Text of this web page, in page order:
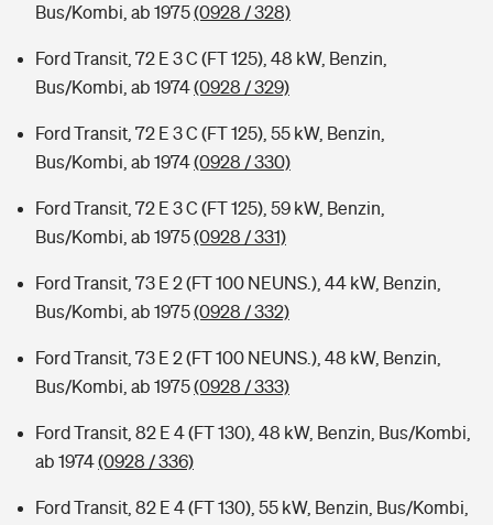
Bus/Kombi, ab 1975(0928 / 328)
Ford Transit, 72 E 3 C (FT 125), 48 kW, Benzin,
Bus/Kombi, ab 1974(0928 / 329)
Ford Transit, 72 E 3 C (FT 125), 55 kW, Benzin,
Bus/Kombi, ab 1974(0928 / 330)
Ford Transit, 72 E 3 C (FT 125), 59 kW, Benzin,
Bus/Kombi, ab 1975(0928 / 331)
Ford Transit, 73 E 2 (FT 100 NEUNS.), 44 kW, Benzin,
Bus/Kombi, ab 1975(0928 / 332)
Ford Transit, 73 E 2 (FT 100 NEUNS.), 48 kW, Benzin,
Bus/Kombi, ab 1975(0928 / 333)
Ford Transit, 82 E 4 (FT 130), 48 kW, Benzin, Bus/Kombi,
ab 1974(0928 / 336)
Ford Transit, 82 E 4 (FT 130), 55 kW, Benzin, Bus/Kombi,